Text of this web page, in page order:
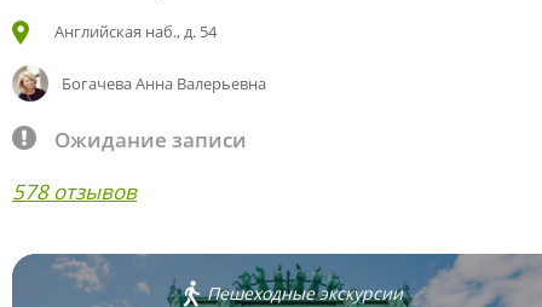
Английская наб., д. 54
Богачева Анна Валерьевна
Ожидание записи
578 отзывов
Пешеходные экскурсии